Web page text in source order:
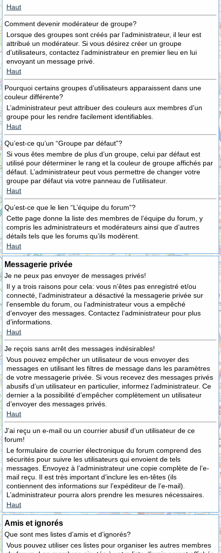
Haut
Comment devenir modérateur de groupe?
Lorsque des groupes sont créés par l’administrateur, il leur est
attribué un modérateur. Si vous désirez créer un groupe
d’utilisateurs, contactez l’administrateur en premier lieu en lui
envoyant un message privé.
Haut
Pourquoi certains groupes d’utilisateurs apparaissent dans une
couleur différente?
L’administrateur peut attribuer des couleurs aux membres d’un
groupe pour les rendre facilement identifiables.
Haut
Qu’est-ce qu’un “Groupe par défaut”?
Si vous êtes membre de plus d’un groupe, celui par défaut est
utilisé pour déterminer le rang et la couleur de groupe affichés par
défaut. L’administrateur peut vous permettre de changer votre
groupe par défaut via votre panneau de l’utilisateur.
Haut
Qu’est-ce que le lien “L’équipe du forum”?
Cette page donne la liste des membres de l’équipe du forum, y
compris les administrateurs et modérateurs ainsi que d’autres
détails tels que les forums qu’ils modèrent.
Haut
Messagerie privée
Je ne peux pas envoyer de messages privés!
Il y a trois raisons pour cela: vous n’êtes pas enregistré et/ou
connecté, l’administrateur a désactivé la messagerie privée sur
l’ensemble du forum, ou l’administrateur vous a empêché
d’envoyer des messages. Contactez l’administrateur pour plus
d’informations.
Haut
Je reçois sans arrêt des messages indésirables!
Vous pouvez empêcher un utilisateur de vous envoyer des
messages en utilisant les filtres de message dans les paramètres
de votre messagerie privée. Si vous recevez des messages privés
abusifs d’un utilisateur en particulier, informez l’administrateur. Ce
dernier a la possibilité d’empêcher complètement un utilisateur
d’envoyer des messages privés.
Haut
J’ai reçu un e-mail ou un courrier abusif d’un utilisateur de ce
forum!
Le formulaire de courrier électronique du forum comprend des
sécurités pour suivre les utilisateurs qui envoient de tels
messages. Envoyez à l’administrateur une copie complète de l’e-
mail reçu. Il est très important d’inclure les en-têtes (ils
contiennent des informations sur l’expéditeur de l’e-mail).
L’administrateur pourra alors prendre les mesures nécessaires.
Haut
Amis et ignorés
Que sont mes listes d’amis et d’ignorés?
Vous pouvez utiliser ces listes pour organiser les autres membres